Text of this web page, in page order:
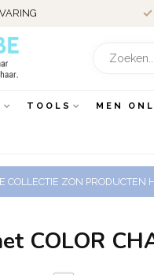
TOOLS MEN
COLLECTIE ZON
COLOR